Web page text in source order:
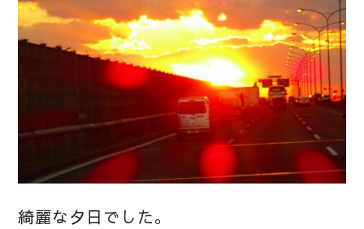
綺麗な夕日でした。